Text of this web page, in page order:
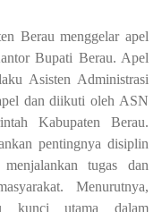
Berau menggelar apel
Bupati Berau. Apel
Asisten Administrasi
dan diikuti oleh ASN
Kabupaten Berau.
pentingnya disiplin
tugas dan
Menurutnya,
kunci utama dalam